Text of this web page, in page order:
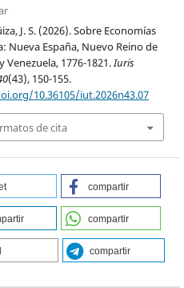
J. S. (2026). Sobre Economías
Nueva España, Nuevo Reino de
Venezuela, 1776-1821.Iuris
(43), 150-155.
10.36105/iut.2026n43.07
de cita
compartir
compartir
compartir